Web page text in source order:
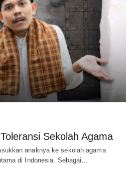
Sekolah Agama
anaknya ke sekolah agama
di Indonesia. Sebagai…